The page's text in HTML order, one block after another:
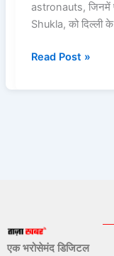
astronauts,
Shukla, को दिल्ली
Read Post »
एक भरोसेमंद डिजिटल